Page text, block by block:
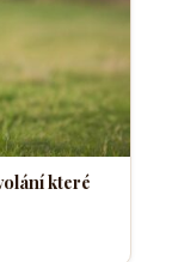
které